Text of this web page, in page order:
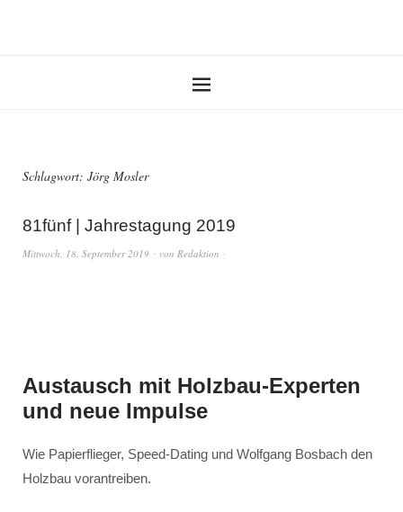
Schlagwort: Jörg Mosler
81fünf | Jahrestagung 2019
Mittwoch, 18. September 2019 von Redaktion
Austausch mit Holzbau-Experten
und neue Impulse
Wie Papierflieger, Speed-Dating und Wolfgang Bosbach den
Holzbau vorantreiben.